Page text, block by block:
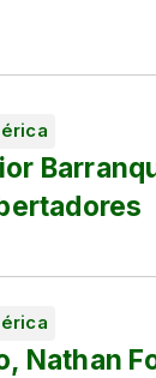
Nathan